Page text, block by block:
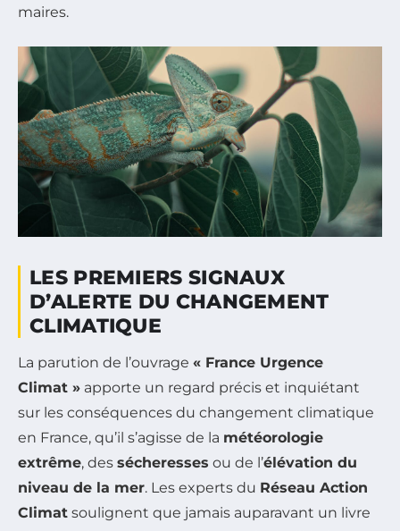
maires.
LES PREMIERS SIGNAUX
D’ALERTE DU CHANGEMENT
CLIMATIQUE
La parution de l’ouvrage « France Urgence
Climat » apporte un regard précis et inquiétant
sur les conséquences du changement climatique
en France, qu’il s’agisse de la météorologie
extrême, des sécheresses ou de l’élévation du
niveau de la mer. Les experts du Réseau Action
Climat soulignent que jamais auparavant un livre